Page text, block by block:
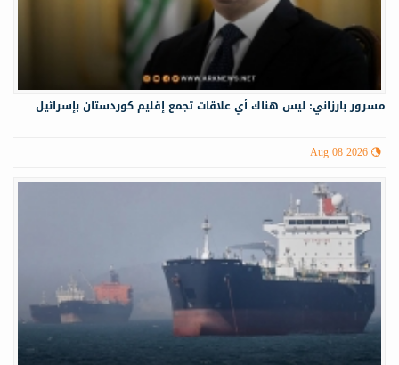
مسرور بارزاني: ليس هناك أي علاقات تجمع إقليم كوردستان بإسرائيل
Aug 08 2026